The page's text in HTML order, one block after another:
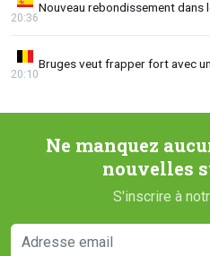
Nouveau rebondissement dans
20:36
Bruges veut frapper fort avec
20:10
Ne manquez
nouvelles
S'inscrire à